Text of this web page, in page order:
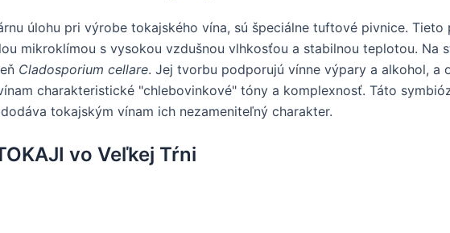
úlohu pri výrobe tokajského vína, sú špeciálne tuftové pivnice. Tieto
mikroklímou s vysokou vzdušnou vlhkosťou a stabilnou teplotou. Na
Cladosporium cellare. Jej tvorbu podporujú vínne výpary a alkohol, a
charakteristické "chlebovinkové" tóny a komplexnosť. Táto
tokajským vínam ich nezameniteľný charakter.
vo Veľkej Tŕni